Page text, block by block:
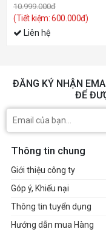
10.999.000đ
(Tiết kiệm: 600.000đ)
Liên hệ
ĐĂNG KÝ NHẬN
ĐỂ
Thông tin chung
Giới thiệu công ty
Góp ý, Khiếu nại
Thông tin tuyển dụng
Hướng dẫn mua Hàng